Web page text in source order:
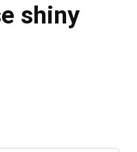
shiny
€69.99.
€52.50.